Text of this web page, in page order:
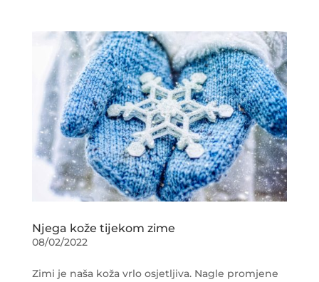
Njega kože tijekom zime
08/02/2022
Zimi je naša koža vrlo osjetljiva. Nagle promjene